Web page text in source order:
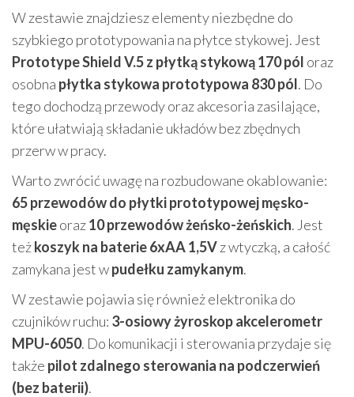
W zestawie znajdziesz elementy niezbędne do
szybkiego prototypowania na płytce stykowej. Jest
Prototype Shield V.5 z płytką stykową 170 pól oraz
osobna płytka stykowa prototypowa 830 pól. Do
tego dochodzą przewody oraz akcesoria zasilające,
które ułatwiają składanie układów bez zbędnych
przerw w pracy.
Warto zwrócić uwagę na rozbudowane okablowanie:
65 przewodów do płytki prototypowej męsko-
męskieoraz10 przewodów żeńsko-żeńskich. Jest
teżkoszyk na baterie 6xAA 1,5Vz wtyczką, a całość
zamykana jest wpudełku zamykanym.
W zestawie pojawia się również elektronika do
czujników ruchu: 3-osiowy żyroskop akcelerometr
MPU-6050. Do komunikacji i sterowania przydaje się
także pilot zdalnego sterowania na podczerwień
(bez baterii).